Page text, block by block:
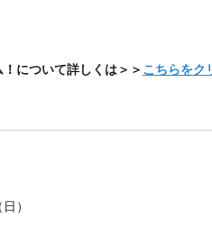
について詳しくは＞＞ こちらをク
）